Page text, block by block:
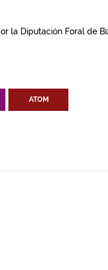
la Diputación Foral de
ATOM